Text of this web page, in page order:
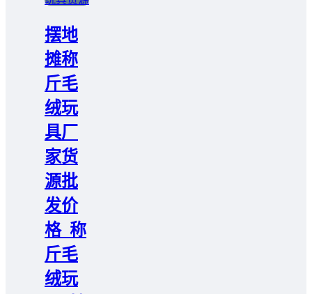
摆地
摊称
斤毛
绒玩
具厂
家货
源批
发价
格_称
斤毛
绒玩